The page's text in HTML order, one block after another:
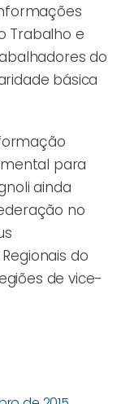
Trabalho e
do
básica
para
ainda
no
do
de vice-